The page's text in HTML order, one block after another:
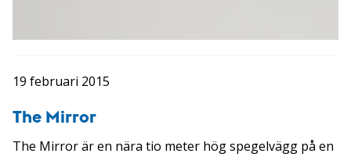
19 februari 2015
The Mirror
The Mirror är en nära tio meter hög spegelvägg på en